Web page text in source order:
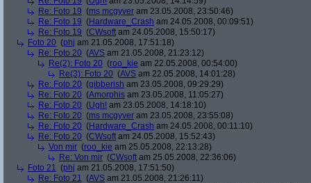
Re: Foto 19 (ms mcgyver am 23.05.2008, 23:50:46)
Re: Foto 19 (Hardware_Crash am 24.05.2008, 00:09:51)
Re: Foto 19 (CWsoft am 24.05.2008, 15:50:17)
Foto 20 (phj am 21.05.2008, 17:51:18)
Re: Foto 20 (AVS am 21.05.2008, 21:23:12)
Re(2): Foto 20 (roo_kie am 22.05.2008, 00:54:00)
Re(3): Foto 20 (AVS am 22.05.2008, 14:01:28)
Re: Foto 20 (gibberish am 23.05.2008, 09:29:29)
Re: Foto 20 (Amorphis am 23.05.2008, 11:05:27)
Re: Foto 20 (Ugh! am 23.05.2008, 14:18:10)
Re: Foto 20 (ms mcgyver am 23.05.2008, 23:55:08)
Re: Foto 20 (Hardware_Crash am 24.05.2008, 00:11:10)
Re: Foto 20 (CWsoft am 24.05.2008, 15:52:43)
Von mir (roo_kie am 25.05.2008, 22:13:28)
Re: Von mir (CWsoft am 25.05.2008, 22:36:06)
Foto 21 (phj am 21.05.2008, 17:51:50)
Re: Foto 21 (AVS am 21.05.2008, 21:26:11)